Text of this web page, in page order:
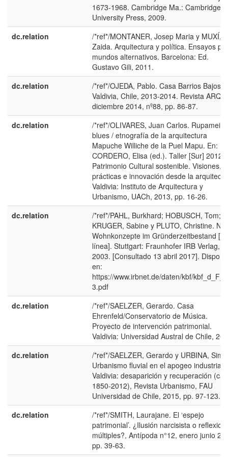
1673-1968. Cambridge Ma.: Cambridge
University Press, 2009.
dc.relation
/*ref*/MONTANER, Josep Maria y MUXÍ,
Zaida. Arquitectura y política. Ensayos
mundos alternativos. Barcelona: Ed.
Gustavo Gili, 2011.
dc.relation
/*ref*/OJEDA, Pablo. Casa Barrios Bajos,
Valdivia, Chile, 2013-2014. Revista ARQ,
diciembre 2014, nº88, pp. 86-87.
dc.relation
/*ref*/OLIVARES, Juan Carlos. Rupameika
blues / etnografía de la arquitectura
Mapuche Williche de la Puel Mapu. En:
CORDERO, Elisa (ed.). Taller [Sur] 2012.
Patrimonio Cultural sostenible. Visiones,
prácticas e innovación desde la
Valdivia: Instituto de Arquitectura y
Urbanismo, UACh, 2013, pp. 16-26.
dc.relation
/*ref*/PAHL, Burkhard; HOBUSCH, Tom;
KRUGER, Sabine y PLUTO, Christine.
Wohnkonzepte im Gründerzeitbestand [en
línea]. Stuttgart: Fraunhofer IRB Verlag,
2003. [Consultado 13 abril 2017].
en:
https://www.irbnet.de/daten/kbf/
3.pdf
dc.relation
/*ref*/SAELZER, Gerardo. Casa
Ehrenfeld/Conservatorio de Música.
Proyecto de intervención patrimonial.
Valdivia: Universidad Austral de Chile,
dc.relation
/*ref*/SAELZER, Gerardo y URBINA,
Urbanismo fluvial en el apogeo industrial
Valdivia: desaparición y recuperación (ca.
1850-2012), Revista Urbanismo, FAU
Universidad de Chile, 2015, pp. 97-123.
dc.relation
/*ref*/SMITH, Laurajane. El ‘espejo
patrimonial’. ¿Ilusión narcisista o
múltiples?, Antípoda n°12, enero junio
pp. 39-63.